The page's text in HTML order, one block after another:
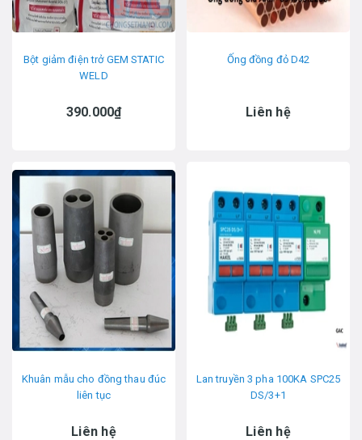
Bột giảm điện trở GEM STATIC
WELD
390.000₫
Ống đồng đỏ D42
Liên hệ
Khuân mẫu cho đồng thau đúc
liên tục
Liên hệ
Lan truyền 3 pha 100KA SPC25
DS/3+1
Liên hệ